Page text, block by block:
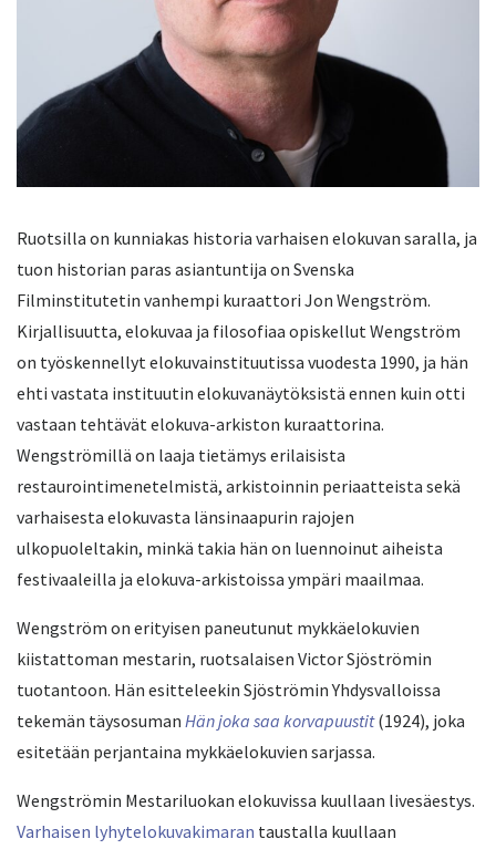
Ruotsilla on kunniakas historia varhaisen elokuvan saralla, ja
tuon historian paras asiantuntija on Svenska
Filminstitutetin vanhempi kuraattori Jon Wengström.
Kirjallisuutta, elokuvaa ja filosofiaa opiskellut Wengström
on työskennellyt elokuvainstituutissa vuodesta 1990, ja hän
ehti vastata instituutin elokuvanäytöksistä ennen kuin otti
vastaan tehtävät elokuva-arkiston kuraattorina.
Wengströmillä on laaja tietämys erilaisista
restaurointimenetelmistä, arkistoinnin periaatteista sekä
varhaisesta elokuvasta länsinaapurin rajojen
ulkopuoleltakin, minkä takia hän on luennoinut aiheista
festivaaleilla ja elokuva-arkistoissa ympäri maailmaa.
Wengström on erityisen paneutunut mykkäelokuvien
kiistattoman mestarin, ruotsalaisen Victor Sjöströmin
tuotantoon. Hän esitteleekin Sjöströmin Yhdysvalloissa
tekemän täysosuman Hän joka saa korvapuustit(1924), joka
esitetään perjantaina mykkäelokuvien sarjassa.
Wengströmin Mestariluokan elokuvissa kuullaan livesäestys.
Varhaisen lyhytelokuvakimaran taustalla kuullaan